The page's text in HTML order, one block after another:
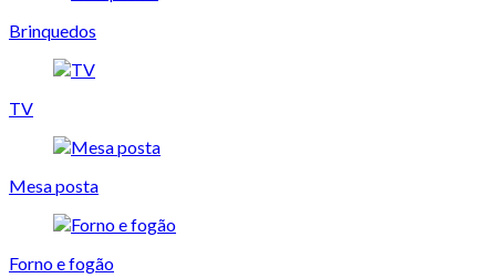
Brinquedos
TV
Mesa posta
Forno e fogão